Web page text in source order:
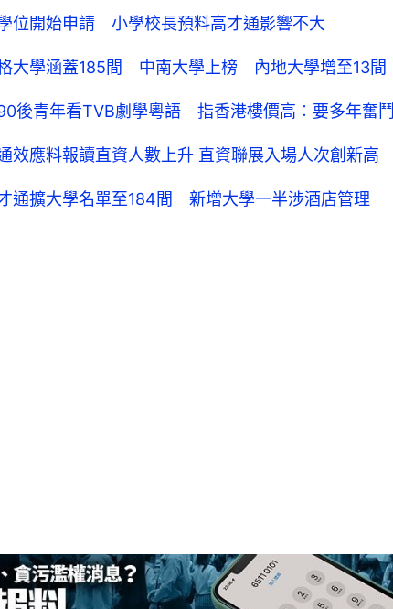
位開始申請 小學校長預料高才通影響不大
大學涵蓋185間 中南大學上榜 內地大學增至13間
後青年看TVB劇學粵語 指香港樓價高︰要多年奮鬥
效應料報讀直資人數上升 直資聯展入場人次創新高
通擴大學名單至184間 新增大學一半涉酒店管理